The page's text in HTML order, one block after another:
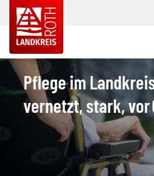
Pflege im
vernetzt, stark, vor